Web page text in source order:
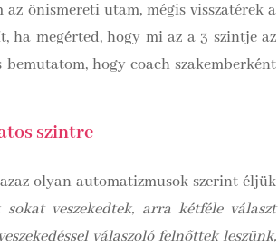
önismereti utam, mégis visszatérek a
ha megérted, hogy mi az a 3 szintje az
hogy coach szakemberként
szintre
olyan automatizmusok szerint éljük
veszekedtek, arra kétféle választ
válaszoló felnőttek leszünk,